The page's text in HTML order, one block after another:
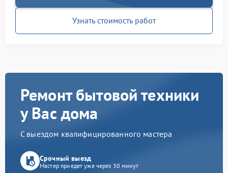
Узнать стоимость работ
Ремонт бытовой техники
у Вас дома
С выездом квалифицированного мастера
Срочный выезд
Мастер приедет уже через 30 минут